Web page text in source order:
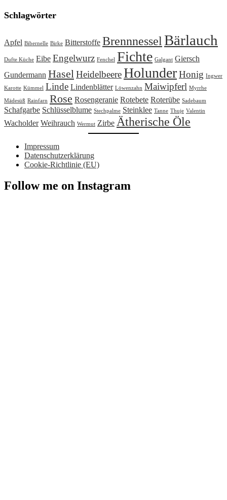
Schlagwörter
Apfel Bibernelle Birke Bitterstoffe Brennnessel Bärlauch
Dufte Küche Eibe Engelwurz Fenchel Fichte Galgant Giersch
Gundermann Hasel HeidelbeereHolunderHonig Ingwer
Karotte Kümmel Linde Lindenblätter Löwenzahn Maiwipferl Myrrhe
Mädesüß Rainfarn Rose Rosengeranie Rotebete Roterübe Sadebaum
Schafgarbe Schlüsselblume Stechpalme Steinklee Tanne Thuje Valentin
Wacholder Weihrauch Wermut Zirbe Ätherische Öle
Impressum
Datenschutzerklärung
Cookie-Richtlinie (EU)
Follow me on Instagram